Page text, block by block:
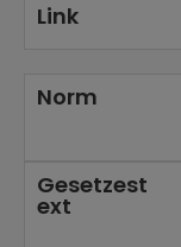
Link
Norm
Gesetzest
ext